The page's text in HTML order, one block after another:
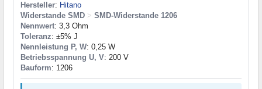
Hersteller: Hitano
Widerstande SMD > SMD-Widerstande 1206
Nennwert: 3,3 Ohm
Toleranz: ±5% J
Nennleistung P, W: 0,25 W
Betriebsspannung U, V: 200 V
Bauform: 1206